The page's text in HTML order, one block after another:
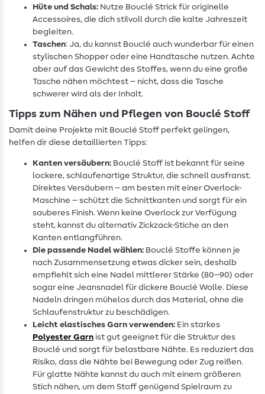
Hüte und Schals: Nutze Bouclé Strick für originelle
Accessoires, die dich stilvoll durch die kalte Jahreszeit
begleiten.
Taschen: Ja, du kannst Bouclé auch wunderbar für einen
stylischen Shopper oder eine Handtasche nutzen. Achte
aber auf das Gewicht des Stoffes, wenn du eine große
Tasche nähen möchtest – nicht, dass die Tasche
schwerer wird als der Inhalt.
Tipps zum Nähen und Pflegen von Bouclé Stoff
Damit deine Projekte mit Bouclé Stoff perfekt gelingen,
helfen dir diese detaillierten Tipps:
Kanten versäubern: Bouclé Stoff ist bekannt für seine
lockere, schlaufenartige Struktur, die schnell ausfranst.
Direktes Versäubern – am besten mit einer Overlock-
Maschine – schützt die Schnittkanten und sorgt für ein
sauberes Finish. Wenn keine Overlock zur Verfügung
steht, kannst du alternativ Zickzack-Stiche an den
Kanten entlangführen.
Die passende Nadel wählen: Bouclé Stoffe können je
nach Zusammensetzung etwas dicker sein, deshalb
empfiehlt sich eine Nadel mittlerer Stärke (80–90) oder
sogar eine Jeansnadel für dickere Bouclé Wolle. Diese
Nadeln dringen mühelos durch das Material, ohne die
Schlaufenstruktur zu beschädigen.
Leicht elastisches Garn verwenden: Ein starkes
Polyester Garn ist gut geeignet für die Struktur des
Bouclé und sorgt für belastbare Nähte. Es reduziert das
Risiko, dass die Nähte bei Bewegung oder Zug reißen.
Für glatte Nähte kannst du auch mit einem größeren
Stich nähen, um dem Stoff genügend Spielraum zu